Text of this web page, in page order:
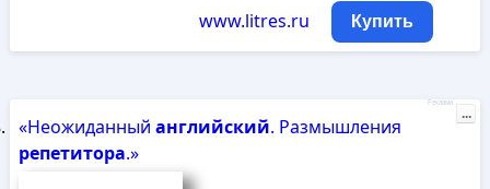
www.litres.ru Купить
«Неожиданный английский. Размышления
репетитора.»
Реклама
...